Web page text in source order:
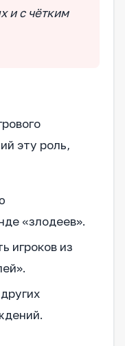
и с чётким
эту роль,
«злодеев».
игроков из